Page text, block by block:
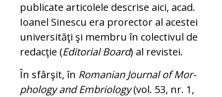
publicate articolele descrise aici, acad.
Ioanel Sinescu era prorector al acestei
universităţi şi membru în colectivul de
redacţie (Editorial Board) al revistei.
În sfârşit, în Romanian Journal of Mor­
pho­logy and Embriology(vol. 53, nr. 1,